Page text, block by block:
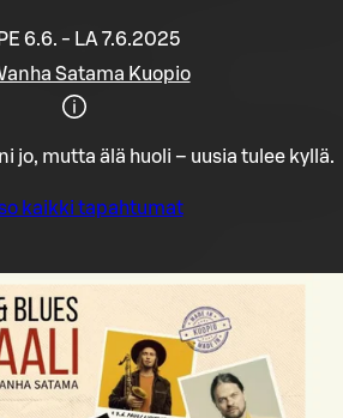
PE 6.6. - LA 7.6.2025
Satama Kuopio
jo, mutta älä huoli – uusia tulee kyllä.
kaikki tapahtumat